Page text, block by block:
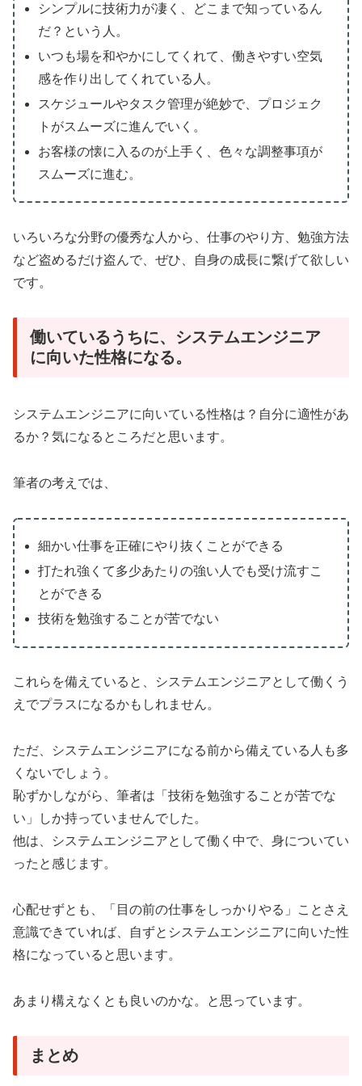
シンプルに技術力が凄く、どこまで知っているん
だ？という人。
いつも場を和やかにしてくれて、働きやすい空気
感を作り出してくれている人。
スケジュールやタスク管理が絶妙で、プロジェク
トがスムーズに進んでいく。
お客様の懐に入るのが上手く、色々な調整事項が
スムーズに進む。
いろいろな分野の優秀な人から、仕事のやり方、勉強方法
など盗めるだけ盗んで、ぜひ、自身の成長に繋げて欲しい
です。
働いているうちに、システムエンジニア
に向いた性格になる。
システムエンジニアに向いている性格は？自分に適性があ
るか？気になるところだと思います。
筆者の考えでは、
細かい仕事を正確にやり抜くことができる
打たれ強くて多少あたりの強い人でも受け流すこ
とができる
技術を勉強することが苦でない
これらを備えていると、システムエンジニアとして働くう
えでプラスになるかもしれません。
ただ、システムエンジニアになる前から備えている人も多
くないでしょう。
恥ずかしながら、筆者は「技術を勉強することが苦でな
い」しか持っていませんでした。
他は、システムエンジニアとして働く中で、身についてい
ったと感じます。
心配せずとも、「目の前の仕事をしっかりやる」ことさえ
意識できていれば、自ずとシステムエンジニアに向いた性
格になっていると思います。
あまり構えなくとも良いのかな。と思っています。
まとめ